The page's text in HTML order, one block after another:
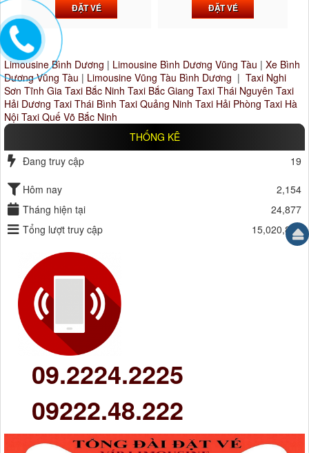
ĐẶT VÉ ĐẶT VÉ
Limousine Bình Dương | Limousine Bình Dương Vũng Tàu | Xe Bình
Dương Vũng Tàu | Limousine Vũng Tàu Bình Dương | Taxi Nghi
Sơn Tĩnh Gia Taxi Bắc Ninh Taxi Bắc Giang Taxi Thái Nguyên Taxi
Hải Dương Taxi Thái Bình Taxi Quảng Ninh Taxi Hải Phòng Taxi Hà
Nội Taxi Quế Võ Bắc Ninh
THỐNG KÊ
Đang truy cập
19
Hôm nay
2,154
Tháng hiện tại
24,877
Tổng lượt truy cập
15,020,864
09.2224.2225
09222.48.222